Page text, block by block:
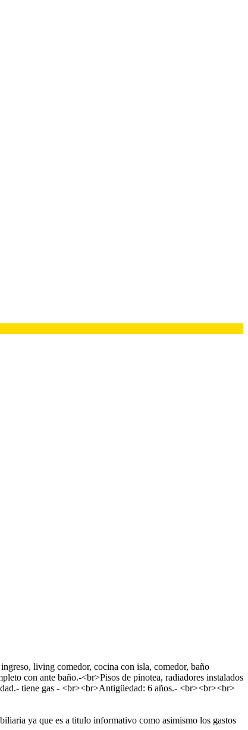
living comedor, cocina con isla, comedor, baño
con ante baño.-<br>Pisos de pinotea, radiadores instalados
tiene gas - <br><br>Antigüedad: 6 años.- <br><br><br>
ya que es a titulo informativo como asimismo los gastos